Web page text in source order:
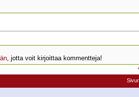
, jotta voit kirjoittaa kommentteja!